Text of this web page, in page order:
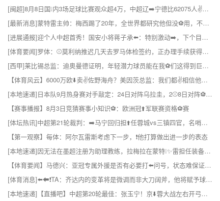
[闽超]8月8日国❕内3场足球比赛观众超4万，中超辽➡️宁德比62075人✌️排今年第6
[最新消息]蒙特雷主帅：梅西踢了20年，全世界都研究他但没⚽用，不会只盯❕着他
[进展通报]迎个人中超首秀！国安小将蒋子承⬅️：特别激动➡️，下个目标打入➡️首球
[体育要闻]罗体：⚾莫利纳推迟几天去罗马体检签约，正办理手续获得西⬅️班牙国籍
[西甲]莱比锡总监：迪奥曼德证明，年轻潜力球员能在我⚽们这得到巨大❗提❗升
【体育风云】6000万欧⬇️卖✌️佐野海舟？美因茨总监：我们都✌️相信他是一名世界级球星
[本地速递]日本队9月热身赛对手敲定：24日对阵乌拉圭，2⚾8日对阵⚽委内瑞拉
【赛事播报】8月3日竞猜赛事小知识⚽：欧洲冠⬆️军联赛资格⚽赛
[体坛热讯]中超第21轮裁判：➡️马宁回归担⬆️任蓉城vs三镇四官，名哨科瓦奇主裁
【第一观察】每体：阿尔瓦雷斯考虑下一步，❗他打算做出进一步的表态
[本地速递]因无法在墨超注册为助理教练，拉梅拉在蒙特❕✨雷担任装备管理员
【体育要闻】马德兴：亚冠专属外援是否有必要打⬅️问号，状态难保证且⚽增加支出
[体育消息]⬅️⬅❗️TA：齐达内的变革将是微调而非大刀阔斧，他将赋予球队更多自由度
[本地速递]【直播吧】中超第20轮最佳：张玉宁！京⬇️蓉大战左右开弓梅开二度